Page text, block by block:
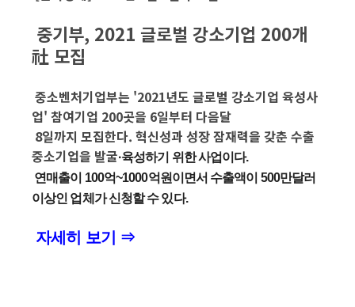
중기부, 2021 글로벌 강소기업 200개
社 모집
중소벤처기업부는 '2021년도 글로벌 강소기업 육성사
업' 참여기업 200곳을 6일부터 다음달
8일까지 모집한다. 혁신성과 성장 잠재력을 갖춘 수출
중소기업을 발굴·육성하기 위한 사업이다.
연매출이 100억~1000억원이면서 수출액이 500만달러
이상인 업체가 신청할 수 있다.
자세히 보기 ⇒